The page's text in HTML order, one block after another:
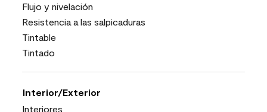
Flujo y nivelación
Resistencia a las salpicaduras
Tintable
Tintado
Interior/Exterior
Interiores